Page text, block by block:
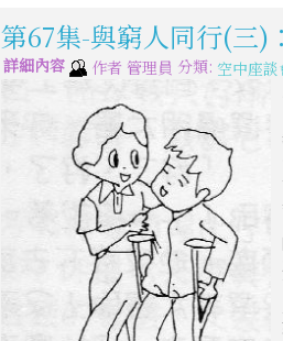
第67集-與窮人同行(三)
詳細內容 作者 管理員 分類: 空中座談